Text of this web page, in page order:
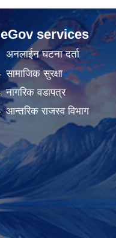
eGov services
अनलाईन घटना दर्ता
सामाजिक सुरक्षा
नागरिक वडापत्र
आन्तरिक राजस्व विभाग